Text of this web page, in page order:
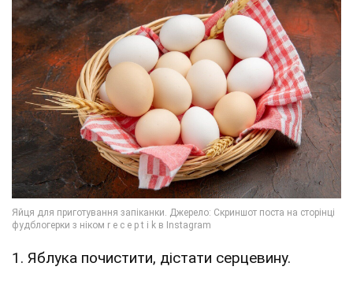
1. Яблука почистити, дістати серцевину.